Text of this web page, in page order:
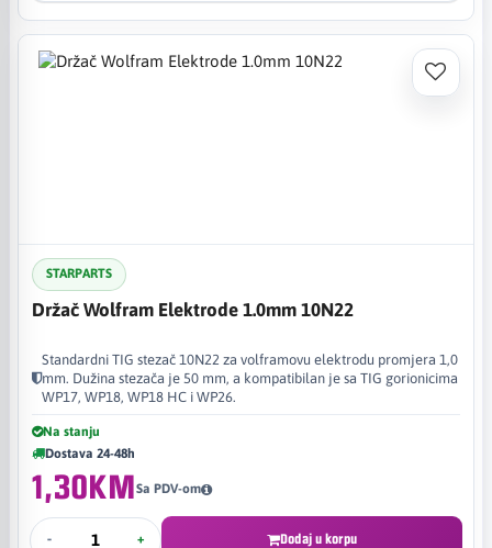
STARPARTS
Držač Wolfram Elektrode 1.0mm 10N22
Standardni TIG stezač 10N22 za volframovu elektrodu promjera 1,0
mm. Dužina stezača je 50 mm, a kompatibilan je sa TIG gorionicima
WP17, WP18, WP18 HC i WP26.
Na stanju
Dostava 24-48h
1,30KMSa PDV-om
- + Dodaj u korpu